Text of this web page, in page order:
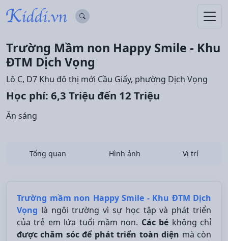
Trường Mầm non Happy Smile - Khu
ĐTM Dịch Vọng
Lô C, D7 Khu đô thị mới Cầu Giấy, phường Dịch Vọng
Học phí: 6,3 Triệu đến 12 Triệu
Ăn sáng
Tổng quan Hình ảnh Vị trí
Trường mầm non Happy Smile - Khu ĐTM Dịch
Vọng là ngôi trường vì sự học tập và phát triển
của trẻ em lứa tuổi mầm non. Các bé không chỉ
được chăm sóc để phát triển toàn diện mà còn